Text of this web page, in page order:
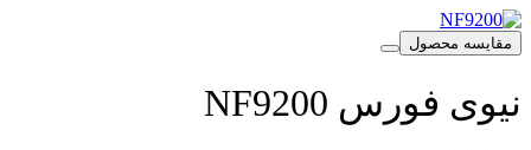
مقایسه محصول
نیوی فورس NF9200